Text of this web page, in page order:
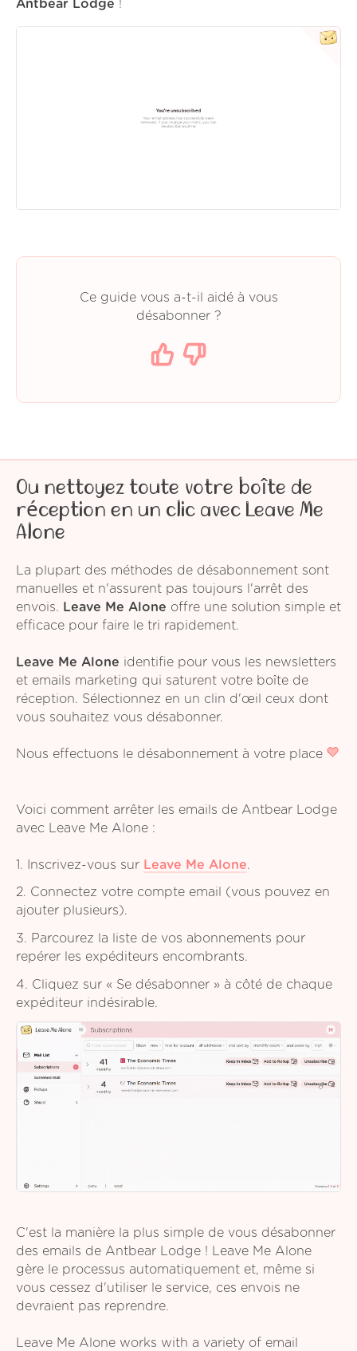
Antbear Lodge !
Ce guide vous a-t-il aidé à vous
désabonner ?
Ou nettoyez toute votre boîte de
réception en un clic avec Leave Me
Alone
La plupart des méthodes de désabonnement sont
manuelles et n'assurent pas toujours l'arrêt des
envois.
Leave Me Alone offre une solution simple et
efficace pour faire le tri rapidement.
Leave Me Alone identifie pour vous les newsletters
et emails marketing qui saturent votre boîte de
réception. Sélectionnez en un clin d'œil ceux dont
vous souhaitez vous désabonner.
Nous effectuons le désabonnement à votre place
Voici comment arrêter les emails de Antbear Lodge
avec Leave Me Alone :
1. Inscrivez-vous sur Leave Me Alone.
2. Connectez votre compte email (vous pouvez en
ajouter plusieurs).
3. Parcourez la liste de vos abonnements pour
repérer les expéditeurs encombrants.
4. Cliquez sur « Se désabonner » à côté de chaque
expéditeur indésirable.
C'est la manière la plus simple de vous désabonner
des emails de Antbear Lodge ! Leave Me Alone
gère le processus automatiquement et, même si
vous cessez d'utiliser le service, ces envois ne
devraient pas reprendre.
Leave Me Alone works with a variety of email